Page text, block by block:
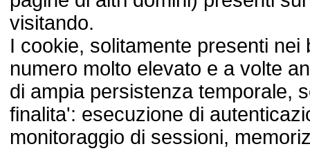
visitando.
I cookie, solitamente presenti nei
numero molto elevato e a volte
di ampia persistenza temporale,
finalita': esecuzione di
monitoraggio di sessioni,